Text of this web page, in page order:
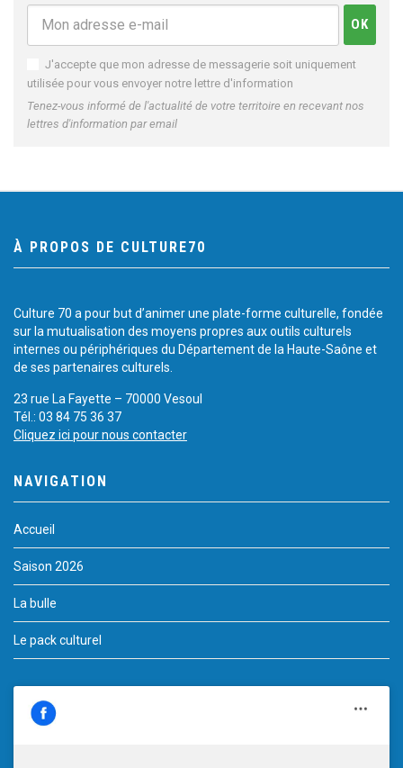
J'accepte que mon adresse de messagerie soit uniquement
utilisée pour vous envoyer notre lettre d'information
Tenez-vous informé de l'actualité de votre territoire en recevant nos
lettres d'information par email
À PROPOS DE CULTURE70
Culture 70 a pour but d’animer une plate-forme culturelle, fondée
sur la mutualisation des moyens propres aux outils culturels
internes ou périphériques du Département de la Haute-Saône et
de ses partenaires culturels.
23 rue La Fayette – 70000 Vesoul
Tél.: 03 84 75 36 37
Cliquez ici pour nous contacter
NAVIGATION
Accueil
Saison 2026
La bulle
Le pack culturel